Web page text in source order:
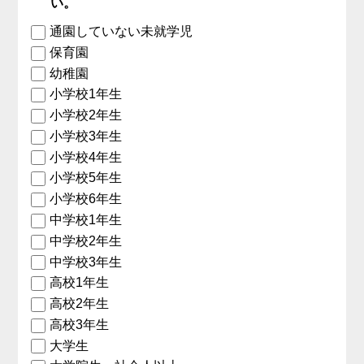
い。
通園していない未就学児
保育園
幼稚園
小学校1年生
小学校2年生
小学校3年生
小学校4年生
小学校5年生
小学校6年生
中学校1年生
中学校2年生
中学校3年生
高校1年生
高校2年生
高校3年生
大学生